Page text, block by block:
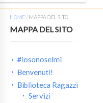
HOME/ MAPPA DEL SITO
MAPPA DEL SITO
#iosonoselmi
Benvenuti!
Biblioteca Ragazzi
Servizi